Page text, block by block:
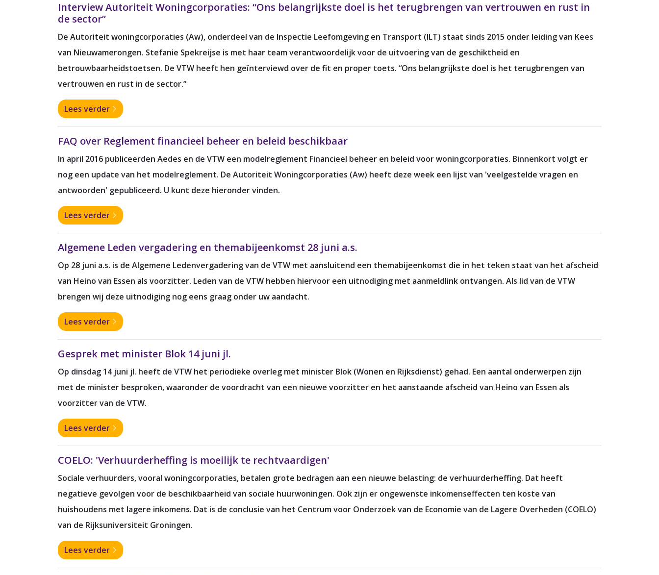
Interview Autoriteit Woningcorporaties: “Ons belangrijkste doel is het terugbrengen van vertrouwen en rust in
de sector”
De Autoriteit woningcorporaties (Aw), onderdeel van de Inspectie Leefomgeving en Transport (ILT) staat sinds 2015 onder leiding van Kees
van Nieuwamerongen. Stefanie Spekreijse is met haar team verantwoordelijk voor de uitvoering van de geschiktheid en
betrouwbaarheidstoetsen. De VTW heeft hen geïnterviewd over de fit en proper toets. “Ons belangrijkste doel is het terugbrengen van
vertrouwen en rust in de sector.”
Lees verder
FAQ over Reglement financieel beheer en beleid beschikbaar
In april 2016 publiceerden Aedes en de VTW een modelreglement Financieel beheer en beleid voor woningcorporaties. Binnenkort volgt er
nog een update van het modelreglement. De Autoriteit Woningcorporaties (Aw) heeft deze week een lijst van 'veelgestelde vragen en
antwoorden' gepubliceerd. U kunt deze hieronder vinden.
Lees verder
Algemene Leden vergadering en themabijeenkomst 28 juni a.s.
Op 28 juni a.s. is de Algemene Ledenvergadering van de VTW met aansluitend een themabijeenkomst die in het teken staat van het afscheid
van Heino van Essen als voorzitter. Leden van de VTW hebben hiervoor een uitnodiging met aanmeldlink ontvangen. Als lid van de VTW
brengen wij deze uitnodiging nog eens graag onder uw aandacht.
Lees verder
Gesprek met minister Blok 14 juni jl.
Op dinsdag 14 juni jl. heeft de VTW het periodieke overleg met minister Blok (Wonen en Rijksdienst) gehad. Een aantal onderwerpen zijn
met de minister besproken, waaronder de voordracht van een nieuwe voorzitter en het aanstaande afscheid van Heino van Essen als
voorzitter van de VTW.
Lees verder
COELO: 'Verhuurderheffing is moeilijk te rechtvaardigen'
Sociale verhuurders, vooral woningcorporaties, betalen grote bedragen aan een nieuwe belasting: de verhuurderheffing. Dat heeft
negatieve gevolgen voor de beschikbaarheid van sociale huurwoningen. Ook zijn er ongewenste inkomenseffecten ten koste van
huishoudens met lagere inkomens. Dat is de conclusie van het Centrum voor Onderzoek van de Economie van de Lagere Overheden (COELO)
van de Rijksuniversiteit Groningen.
Lees verder